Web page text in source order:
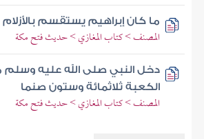
ما كان إبراهيم يستقسم بالأزلام
المصنف > كتاب المغازي > حديث فتح مكة
دخل النبي صلى الله عليه
الكعبة ثلاثمائة وستون صنما
المصنف > كتاب المغازي > حديث فتح مكة